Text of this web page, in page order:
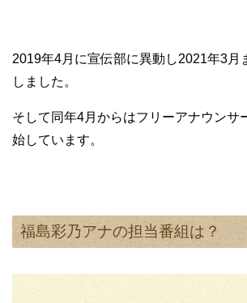
2019年4月に宣伝部に異動し2021年3月
しました。
そして同年4月からはフリーアナウンサ
始しています。
福島彩乃アナの担当番組は？